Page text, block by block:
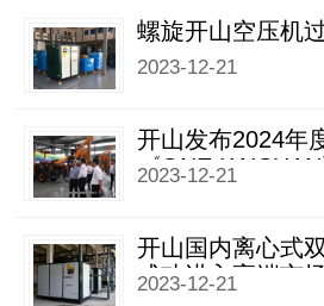
螺旋开山空压机
2023-12-21
开山发布2024年
《ONE KAISHAN
2023-12-21
开山国内离心式
成功进入高端市场
2023-12-21